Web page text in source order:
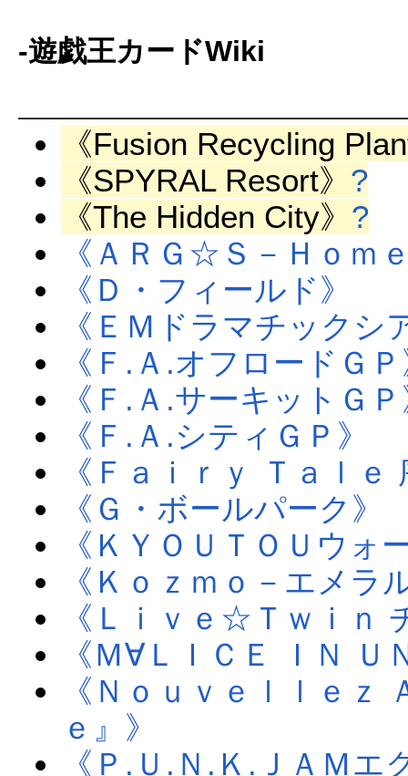
-遊戯王カードWiki
《Fusion Recycling
《SPYRAL Resort》 ?
《The Hidden City》 ?
《ＡＲＧ☆Ｓ－Ｈｏｍ
《Ｄ・フィールド》
《ＥＭドラマチックシ
《Ｆ.Ａ.オフロードＧ
《Ｆ.Ａ.サーキットＧ
《Ｆ.Ａ.シティＧＰ》
《Ｆａｉｒｙ Ｔａｌ
《Ｇ・ボールパーク》
《ＫＹＯＵＴＯＵウォ
《Ｋｏｚｍｏ－エメラ
《Ｌｉｖｅ☆Ｔｗｉｎ
《Ｍ∀ＬＩＣＥ ＩＮ Ｕ
《Ｎｏｕｖｅｌｌｅｚ
ｅ』》
《Ｐ.Ｕ.Ｎ.Ｋ.ＪＡＭ